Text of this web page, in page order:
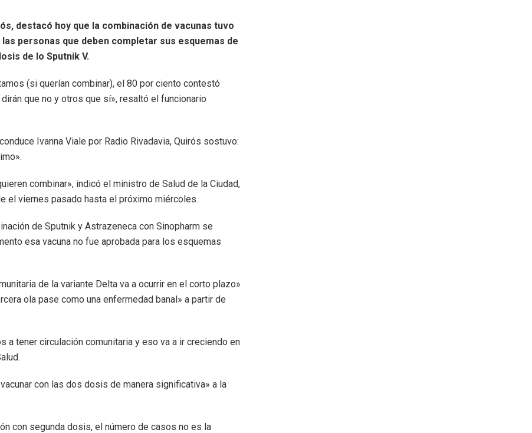
destacó hoy que la combinación de vacunas tuvo
personas que deben completar sus esquemas de
de lo Sputnik V.
(si querían combinar), el 80 por ciento contestó
que no y otros que sí», resaltó el funcionario
Ivanna Viale por Radio Rivadavia, Quirós sostuvo:
combinar», indicó el ministro de Salud de la Ciudad,
el viernes pasado hasta el próximo miércoles.
de Sputnik y Astrazeneca con Sinopharm se
esa vacuna no fue aprobada para los esquemas
de la variante Delta va a ocurrir en el corto plazo»
ola pase como una enfermedad banal» a partir de
a tener circulación comunitaria y eso va a ir creciendo en
con las dos dosis de manera significativa» a la
con segunda dosis, el número de casos no es la